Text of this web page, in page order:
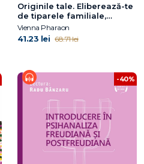
Originile tale. Eliberează-te
de tiparele familiale,
trăiește-ți viața și dă-ți voie
să iubești
Vienna Pharaon
41.23 lei 68.71 lei
-40%